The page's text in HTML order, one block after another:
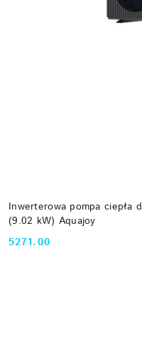
Inwerterowa pompa ciepła
(9.02 kW) Aquajoy
Cena:
5271.00